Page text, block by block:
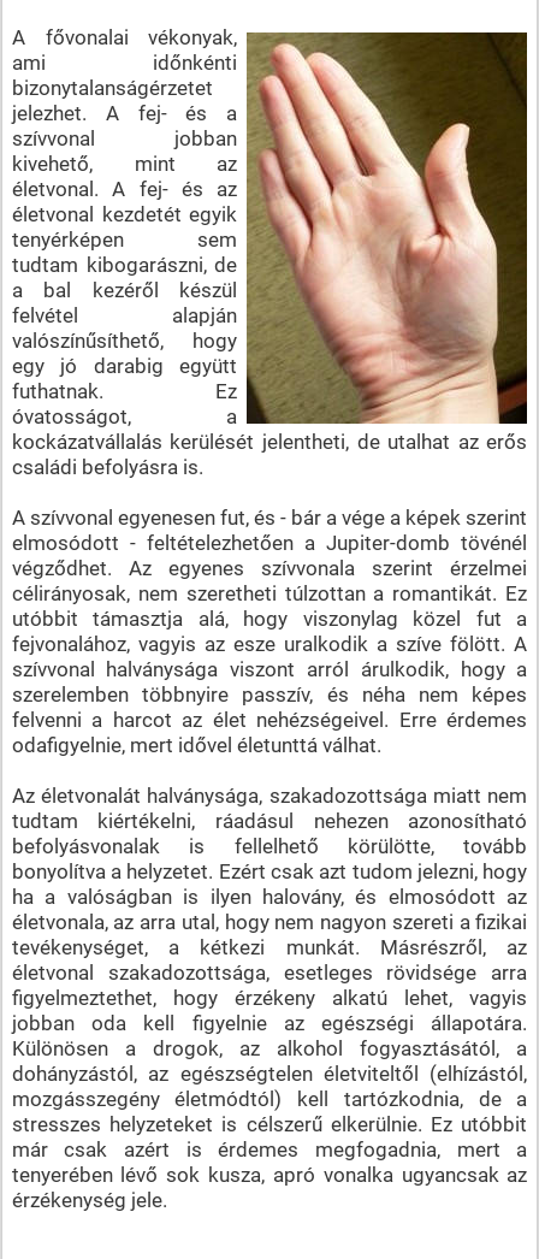
A fővonalai vékonyak,
ami időnkénti
bizonytalanságérzetet
jelezhet. A fej- és a
szívvonal jobban
kivehető, mint az
életvonal. A fej- és az
életvonal kezdetét egyik
tenyérképen sem
tudtam kibogarászni, de
a bal kezéről készül
felvétel alapján
valószínűsíthető, hogy
egy jó darabig együtt
futhatnak. Ez
óvatosságot, a
kockázatvállalás kerülését jelentheti, de utalhat az erős
családi befolyásra is.
A szívvonal egyenesen fut, és - bár a vége a képek szerint
elmosódott - feltételezhetően a Jupiter-domb tövénél
végződhet. Az egyenes szívvonala szerint érzelmei
célirányosak, nem szeretheti túlzottan a romantikát. Ez
utóbbit támasztja alá, hogy viszonylag közel fut a
fejvonalához, vagyis az esze uralkodik a szíve fölött. A
szívvonal halványsága viszont arról árulkodik, hogy a
szerelemben többnyire passzív, és néha nem képes
felvenni a harcot az élet nehézségeivel. Erre érdemes
odafigyelnie, mert idővel életunttá válhat.
Az életvonalát halványsága, szakadozottsága miatt nem
tudtam kiértékelni, ráadásul nehezen azonosítható
befolyásvonalak is fellelhető körülötte, tovább
bonyolítva a helyzetet. Ezért csak azt tudom jelezni, hogy
ha a valóságban is ilyen halovány, és elmosódott az
életvonala, az arra utal, hogy nem nagyon szereti a fizikai
tevékenységet, a kétkezi munkát. Másrészről, az
életvonal szakadozottsága, esetleges rövidsége arra
figyelmeztethet, hogy érzékeny alkatú lehet, vagyis
jobban oda kell figyelnie az egészségi állapotára.
Különösen a drogok, az alkohol fogyasztásától, a
dohányzástól, az egészségtelen életviteltől (elhízástól,
mozgásszegény életmódtól) kell tartózkodnia, de a
stresszes helyzeteket is célszerű elkerülnie. Ez utóbbit
már csak azért is érdemes megfogadnia, mert a
tenyerében lévő sok kusza, apró vonalka ugyancsak az
érzékenység jele.